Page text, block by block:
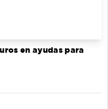
en ayudas para